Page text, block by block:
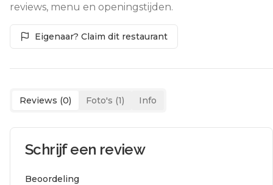
reviews, menu en openingstijden.
Eigenaar? Claim dit restaurant
Reviews (0) Foto's (1) Info
Schrijf een review
Beoordeling